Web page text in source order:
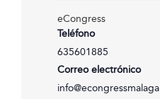
eCongress
Teléfono
635601885
Correo electrónico